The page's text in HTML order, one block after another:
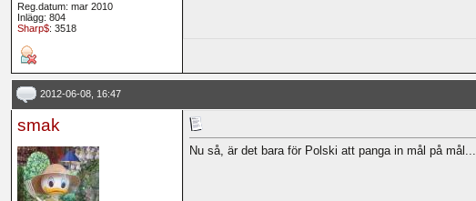
Reg.datum: mar 2010
Inlägg: 804
Sharp$: 3518
2012-06-08, 16:47
smak
Nu så, är det bara för Polski att panga in mål på mål...